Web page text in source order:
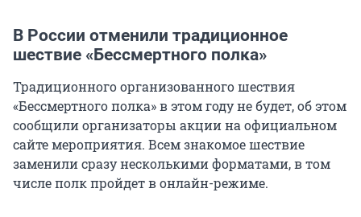
В России отменили традиционное
шествие «Бессмертного полка»
Традиционного организованного шествия
«Бессмертного полка» в этом году не будет, об этом
сообщили организаторы акции на официальном
сайте мероприятия. Всем знакомое шествие
заменили сразу несколькими форматами, в том
числе полк пройдет в онлайн-режиме.